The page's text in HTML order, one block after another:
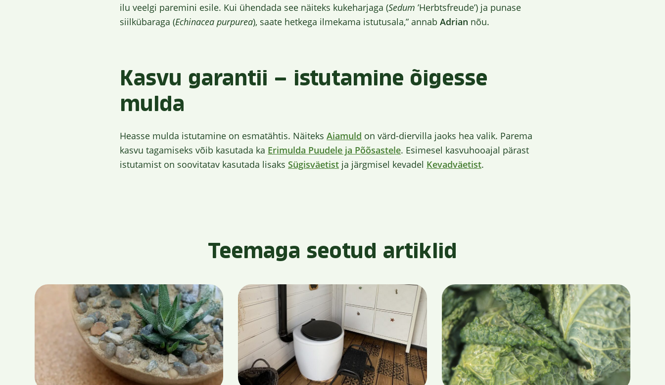
ilu veelgi paremini esile. Kui ühendada see näiteks kukeharjaga (Sedum ’Herbtsfreude’) ja punase
siilkübaraga (Echinacea purpurea), saate hetkega ilmekama istutusala,” annab Adrian nõu.
Kasvu garantii – istutamine õigesse
mulda
Heasse mulda istutamine on esmatähtis. Näiteks Aiamuld on värd-diervilla jaoks hea valik. Parema
kasvu tagamiseks võib kasutada ka Erimulda Puudele ja Põõsastele. Esimesel kasvuhooajal pärast
istutamist on soovitatav kasutada lisaks Sügisväetist ja järgmisel kevadel Kevadväetist.
Teemaga seotud artiklid